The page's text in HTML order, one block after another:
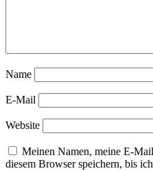
Name
E-Mail
Website
Meinen Namen, meine E-
diesem Browser speichern, bis